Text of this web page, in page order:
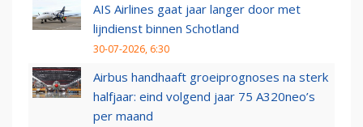
AIS Airlines gaat jaar langer door met
lijndienst binnen Schotland
30-07-2026, 6:30
Airbus handhaaft groeiprognoses na sterk
halfjaar: eind volgend jaar 75 A320neo’s
per maand